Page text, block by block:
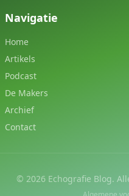
Navigatie
Home
Artikels
Podcast
De Makers
Archief
Contact
© 2026 Echografie Blog.